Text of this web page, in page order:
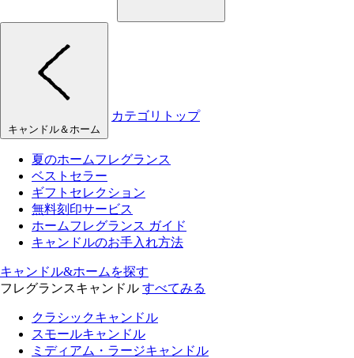
キャンドル＆ホーム
カテゴリトップ
夏のホームフレグランス
ベストセラー
ギフトセレクション
無料刻印サービス
ホームフレグランス ガイド
キャンドルのお手入れ方法
キャンドル&ホームを探す
フレグランスキャンドル すべてみる
クラシックキャンドル
スモールキャンドル
ミディアム・ラージキャンドル